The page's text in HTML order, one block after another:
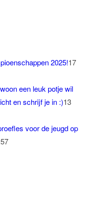
2025!17
een leuk potje wil
en schrijf je in :)13
voor de jeugd op